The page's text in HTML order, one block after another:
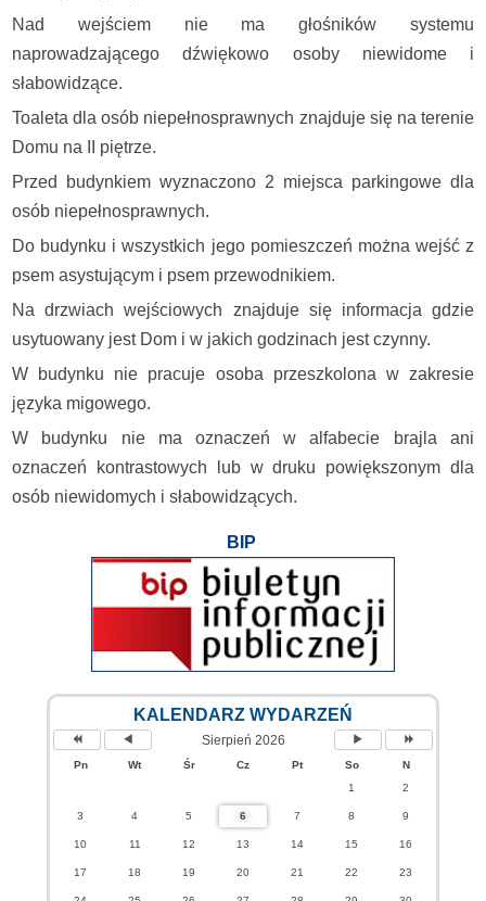
Nad wejściem nie ma głośników systemu
naprowadzającego dźwiękowo osoby niewidome i
słabowidzące.
Toaleta dla osób niepełnosprawnych znajduje się na terenie
Domu na II piętrze.
Przed budynkiem wyznaczono 2 miejsca parkingowe dla
osób niepełnosprawnych.
Do budynku i wszystkich jego pomieszczeń można wejść z
psem asystującym i psem przewodnikiem.
Na drzwiach wejściowych znajduje się informacja gdzie
usytuowany jest Dom i w jakich godzinach jest czynny.
W budynku nie pracuje osoba przeszkolona w zakresie
języka migowego.
W budynku nie ma oznaczeń w alfabecie brajla ani
oznaczeń kontrastowych lub w druku powiększonym dla
osób niewidomych i słabowidzących.
BIP
KALENDARZ WYDARZEŃ
Sierpień 2026
Pn Wt Śr Cz Pt So
N
1
2
3 4 5 6 7 8 9
10 11 12 13 14 15 16
17 18 19 20 21 22 23